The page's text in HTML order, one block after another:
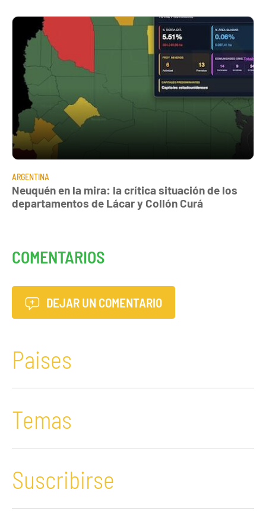
ARGENTINA
Neuquén en la mira: la crítica situación de los
departamentos de Lácar y Collón Curá
COMENTARIOS
DEJAR UN COMENTARIO
Paises
Temas
Suscribirse